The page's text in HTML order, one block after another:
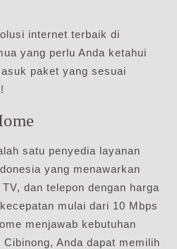
internet terbaik di
yang perlu Anda ketahui
paket yang sesuai
satu penyedia layanan
yang menawarkan
dan telepon dengan harga
mulai dari 10 Mbps
menjawab kebutuhan
Anda dapat memilih